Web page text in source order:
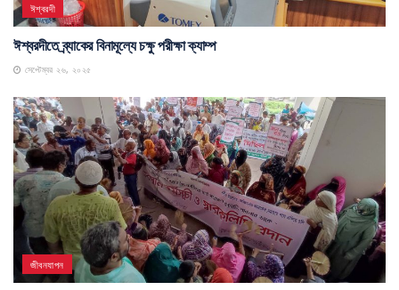
ঈশ্বরদী
ঈশ্বরদীতে ব্র্যাকের বিনামূল্যে চক্ষু পরীক্ষা ক্যাম্প
সেপ্টেম্বর ২৬, ২০২৫
জীবনযাপন